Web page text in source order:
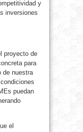
y
inversiones
proyecto de
para
de nuestra
puedan
el